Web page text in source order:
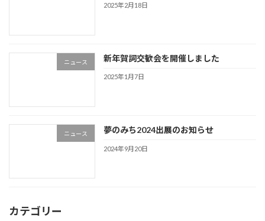
2025年2月18日
ニュース 新年賀詞交歓会を開催しました
2025年1月7日
ニュース 夢のみち2024出展のお知らせ
2024年9月20日
カテゴリー